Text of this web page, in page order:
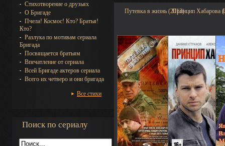
Стихотворение о друзьях
О Бригаде
Пчела! Космос! Кто? Братья!
Кто?
Разлука по мотивам сериала
Бригада
Посвящается братьям
Впечатление от сериала
Всей Бригаде актеров сериала
Всего их четверо и они бригада
Все стихи
Поиск по сериалу
Путевка в жизнь (2013)Принцип Хабарова